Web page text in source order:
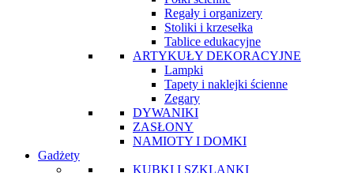
Regały i organizery
Stoliki i krzesełka
Tablice edukacyjne
ARTYKUŁY DEKORACYJNE
Lampki
Tapety i naklejki ścienne
Zegary
DYWANIKI
ZASŁONY
NAMIOTY I DOMKI
Gadżety
KUBKI I SZKLANKI